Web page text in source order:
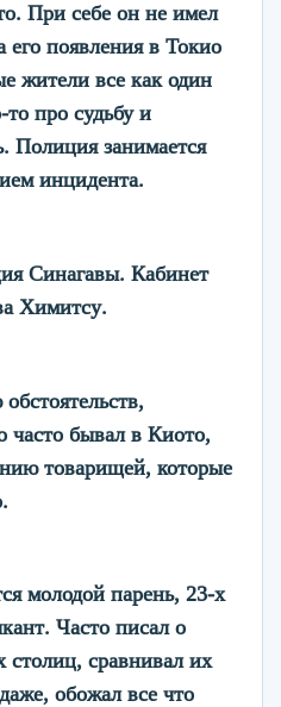
При себе он не имел
его появления в Токио
жители все как один
то про судьбу и
Полиция занимается
инцидента.
Синагавы. Кабинет
Химитсу.
часто бывал в Киото,
товарищей, которые
молодой парень, 23-х
Часто писал о
столиц, сравнивал их
обожал все что